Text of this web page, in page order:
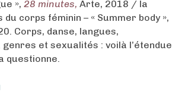
», 28 minutes, Arte, 2018 / la
corps féminin – « Summer body »,
Corps, danse, langues,
et sexualités : voilà l’étendue
questionne.